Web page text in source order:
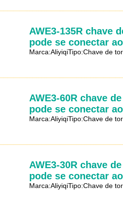
AWE3-135R chave
pode se conectar
Marca:AliyiqiTipo:Chave de
AWE3-60R chave
pode se conectar
Marca:AliyiqiTipo:Chave de
AWE3-30R chave
pode se conectar
Marca:AliyiqiTipo:Chave de